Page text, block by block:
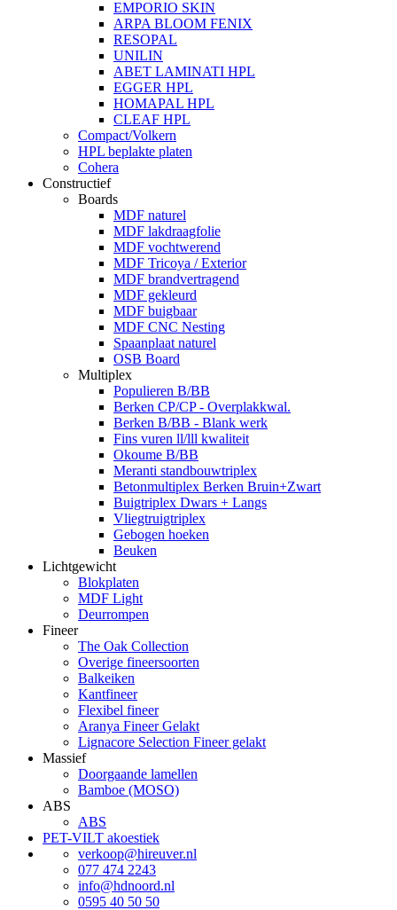
EMPORIO SKIN
ARPA BLOOM FENIX
RESOPAL
UNILIN
ABET LAMINATI HPL
EGGER HPL
HOMAPAL HPL
CLEAF HPL
Compact/Volkern
HPL beplakte platen
Cohera
Constructief
Boards
MDF naturel
MDF lakdraagfolie
MDF vochtwerend
MDF Tricoya / Exterior
MDF brandvertragend
MDF gekleurd
MDF buigbaar
MDF CNC Nesting
Spaanplaat naturel
OSB Board
Multiplex
Populieren B/BB
Berken CP/CP - Overplakkwal.
Berken B/BB - Blank werk
Fins vuren ll/lll kwaliteit
Okoume B/BB
Meranti standbouwtriplex
Betonmultiplex Berken Bruin+Zwart
Buigtriplex Dwars + Langs
Vliegtruigtriplex
Gebogen hoeken
Beuken
Lichtgewicht
Blokplaten
MDF Light
Deurrompen
Fineer
The Oak Collection
Overige fineersoorten
Balkeiken
Kantfineer
Flexibel fineer
Aranya Fineer Gelakt
Lignacore Selection Fineer gelakt
Massief
Doorgaande lamellen
Bamboe (MOSO)
ABS
ABS
PET-VILT akoestiek
verkoop@hireuver.nl
077 474 2243
info@hdnoord.nl
0595 40 50 50